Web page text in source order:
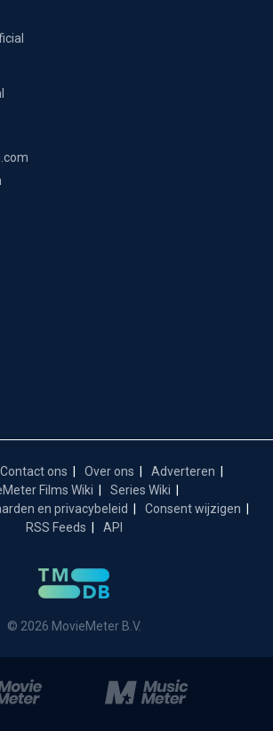
Contact ons Over ons
Adverteren
Films Wiki
Series Wiki
en privacybeleid
Consent wijzigen
RSS Feeds
API
© 2026 MovieMeter B.V.